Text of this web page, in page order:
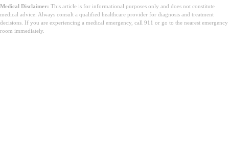
Medical Disclaimer: This article is for informational purposes only and does not constitute
medical advice. Always consult a qualified healthcare provider for diagnosis and treatment
decisions. If you are experiencing a medical emergency, call 911 or go to the nearest emergency
room immediately.